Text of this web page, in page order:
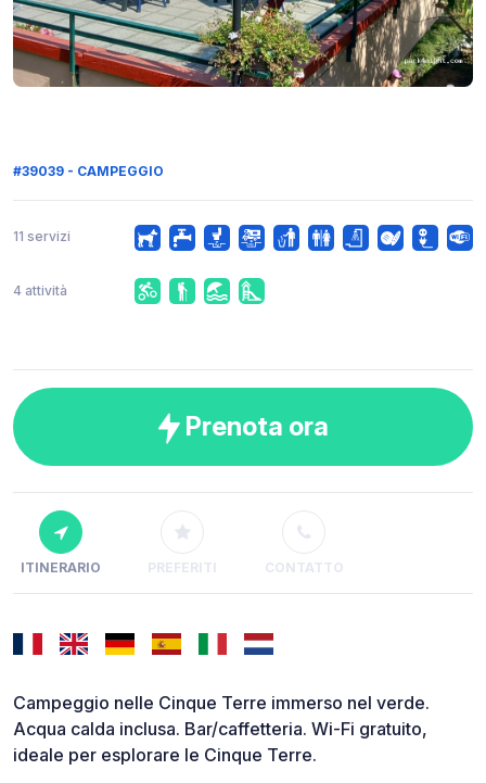
#39039 - CAMPEGGIO
11 servizi
4 attività
Prenota ora
ITINERARIO PREFERITI CONTATTO
Campeggio nelle Cinque Terre immerso nel verde.
Acqua calda inclusa. Bar/caffetteria. Wi-Fi gratuito,
ideale per esplorare le Cinque Terre.